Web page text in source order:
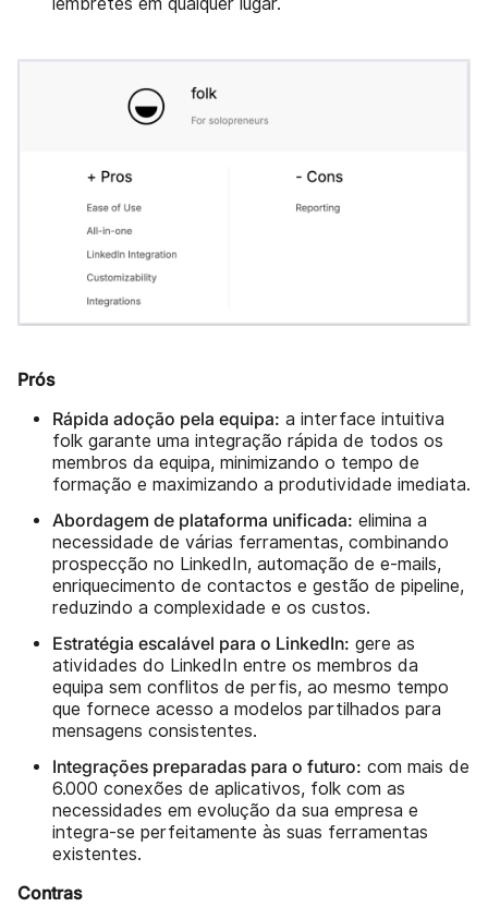
Prós
Rápida adoção pela equipa: a interface intuitiva
folk garante uma integração rápida de todos os
membros da equipa, minimizando o tempo de
formação e maximizando a produtividade imediata.
Abordagem de plataforma unificada: elimina a
necessidade de várias ferramentas, combinando
prospecção no LinkedIn, automação de e-mails,
enriquecimento de contactos e gestão de pipeline,
reduzindo a complexidade e os custos.
Estratégia escalável para o LinkedIn: gere as
atividades do LinkedIn entre os membros da
equipa sem conflitos de perfis, ao mesmo tempo
que fornece acesso a modelos partilhados para
mensagens consistentes.
Integrações preparadas para o futuro: com mais de
6.000 conexões de aplicativos, folk com as
necessidades em evolução da sua empresa e
integra-se perfeitamente às suas ferramentas
existentes.
Contras